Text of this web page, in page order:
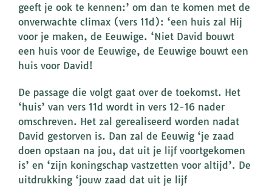
geeft je ook te kennen:’ om dan te komen met de
onverwachte climax (vers 11d): ‘een huis zal Hij
voor je maken, de Eeuwige. ‘Niet David bouwt
een huis voor de Eeuwige, de Eeuwige bouwt een
huis voor David!
De passage die volgt gaat over de toekomst. Het
‘huis’ van vers 11d wordt in vers 12-16 nader
omschreven. Het zal gerealiseerd worden nadat
David gestorven is. Dan zal de Eeuwig ‘je zaad
doen opstaan na jou, dat uit je lijf voortgekomen
is’ en ‘zijn koningschap vastzetten voor altijd’. De
uitdrukking ‘jouw zaad dat uit je lijf